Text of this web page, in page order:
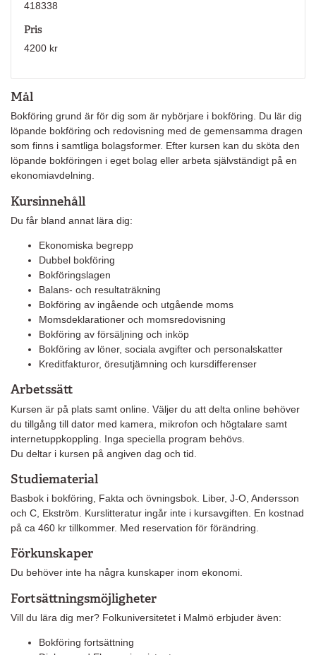
Mål
Bokföring grund är för dig som är nybörjare i bokföring. Du lär dig
löpande bokföring och redovisning med de gemensamma dragen
som finns i samtliga bolagsformer. Efter kursen kan du sköta den
löpande bokföringen i eget bolag eller arbeta självständigt på en
ekonomiavdelning.
Kursinnehåll
Du får bland annat lära dig:
Ekonomiska begrepp
Dubbel bokföring
Bokföringslagen
Balans- och resultaträkning
Bokföring av ingående och utgående moms
Momsdeklarationer och momsredovisning
Bokföring av försäljning och inköp
Bokföring av löner, sociala avgifter och personalskatter
Kreditfakturor, öresutjämning och kursdifferenser
Arbetssätt
Kursen är på plats samt online. Väljer du att delta online behöver
du tillgång till dator med kamera, mikrofon och högtalare samt
internetuppkoppling. Inga speciella program behövs.
Du deltar i kursen på angiven dag och tid.
Studiematerial
Basbok i bokföring, Fakta och övningsbok. Liber, J-O, Andersson
och C, Ekström. Kurslitteratur ingår inte i kursavgiften. En kostnad
på ca 460 kr tillkommer. Med reservation för förändring.
Förkunskaper
Du behöver inte ha några kunskaper inom ekonomi.
Fortsättningsmöjligheter
Vill du lära dig mer? Folkuniversitetet i Malmö erbjuder även:
Bokföring fortsättning
418338
Pris
4200 kr